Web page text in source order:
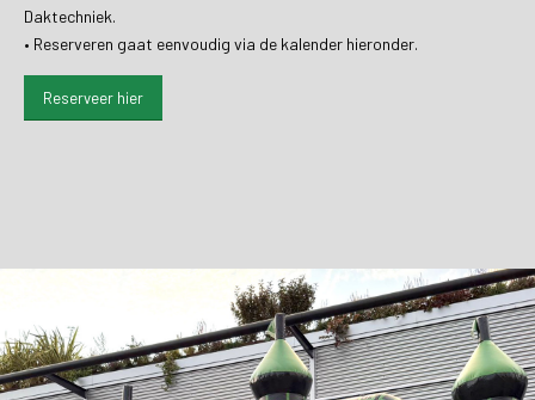
Daktechniek.
• Reserveren gaat eenvoudig via de kalender hieronder.
Reserveer hier